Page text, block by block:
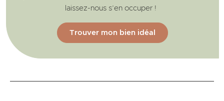
laissez-nous s’en occuper !
Trouver mon bien idéal